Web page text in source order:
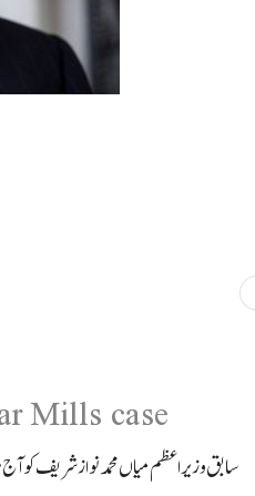
Mills case
سابق وزیراعظم میاں محمد نواز شریف کو